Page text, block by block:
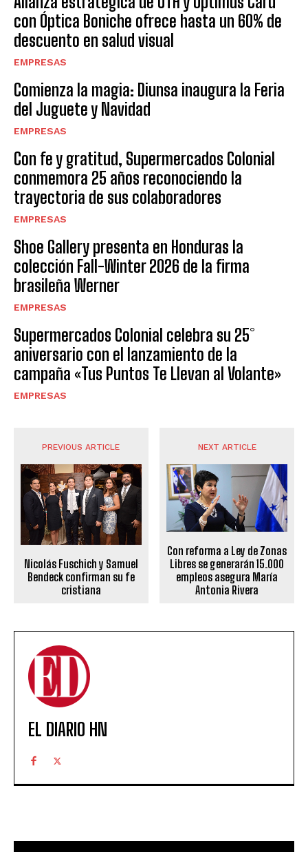
con Óptica Boniche ofrece hasta un 60% de
descuento en salud visual
EMPRESAS
Comienza la magia: Diunsa inaugura la Feria
del Juguete y Navidad
EMPRESAS
Con fe y gratitud, Supermercados Colonial
conmemora 25 años reconociendo la
trayectoria de sus colaboradores
EMPRESAS
Shoe Gallery presenta en Honduras la
colección Fall-Winter 2026 de la firma
brasileña Werner
EMPRESAS
Supermercados Colonial celebra su 25°
aniversario con el lanzamiento de la
campaña «Tus Puntos Te Llevan al Volante»
EMPRESAS
PREVIOUS ARTICLE
Nicolás Fuschich y Samuel
Bendeck confirman su fe
cristiana
NEXT ARTICLE
Con reforma a Ley de Zonas
Libres se generarán 15.000
empleos asegura María
Antonia Rivera
EL DIARIO HN